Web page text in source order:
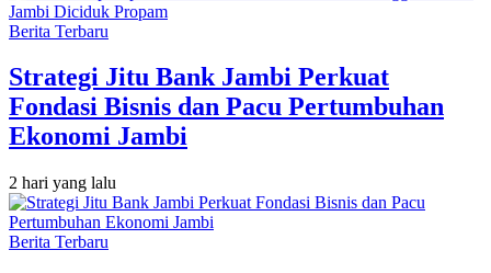
Berita Terbaru
Strategi Jitu Bank Jambi Perkuat
Fondasi Bisnis dan Pacu Pertumbuhan
Ekonomi Jambi
2 hari yang lalu
Berita Terbaru